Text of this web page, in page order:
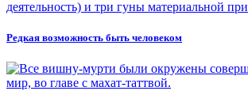
Редкая возможность быть человеком